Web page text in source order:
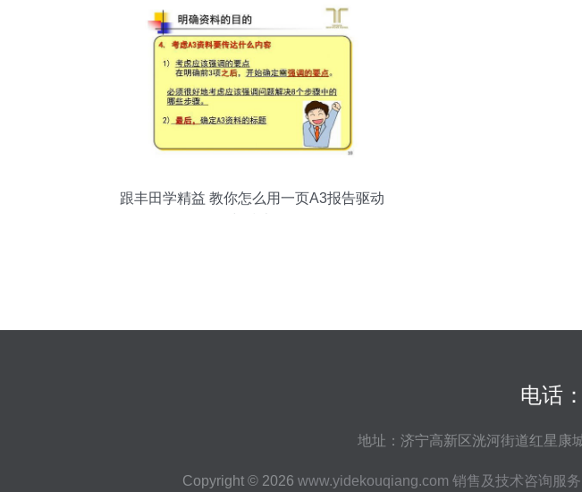
跟丰田学精益 教你怎么用一页A3报告驱动
电话
地址：济宁高新区洸河街道红星康
Copyright © 2026 www.yidekouqiang.com 销售及技术咨询服务